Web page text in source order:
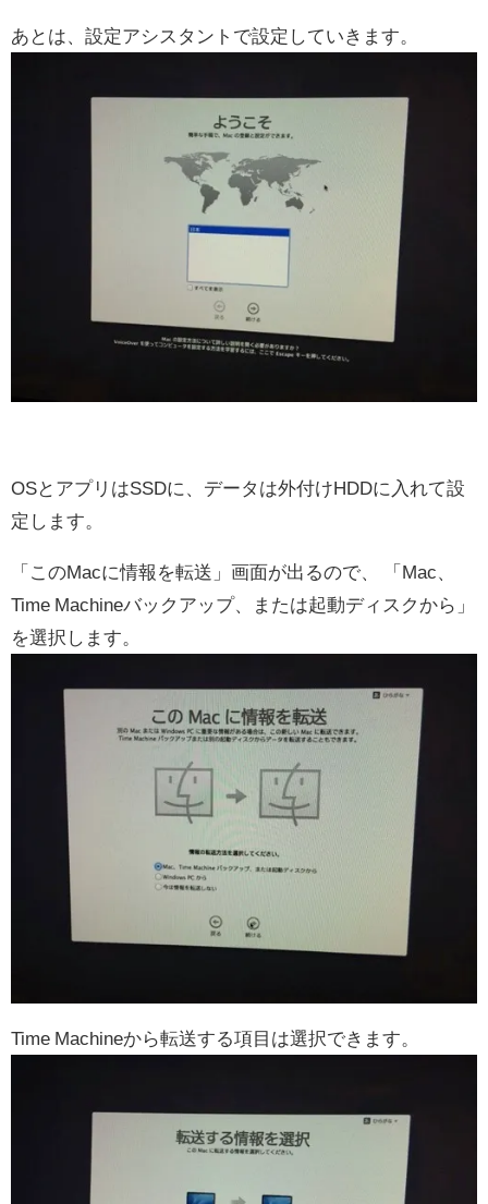
あとは、設定アシスタントで設定していきます。
OSとアプリはSSDに、データは外付けHDDに入れて設
定します。
「このMacに情報を転送」画面が出るので、 「Mac、
Time Machineバックアップ、または起動ディスクから」
を選択します。
Time Machineから転送する項目は選択できます。